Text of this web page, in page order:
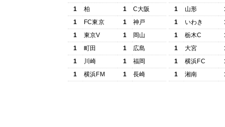
1
柏 1
C大阪
1
FC東京 1
神戸
1
東京V 1
岡山
1
町田 1
広島
1
川崎 1
福岡
1
横浜FM 1 長崎
1
山形
1
いわき
1
栃木C
1
大宮
1
横浜FC
1
湘南